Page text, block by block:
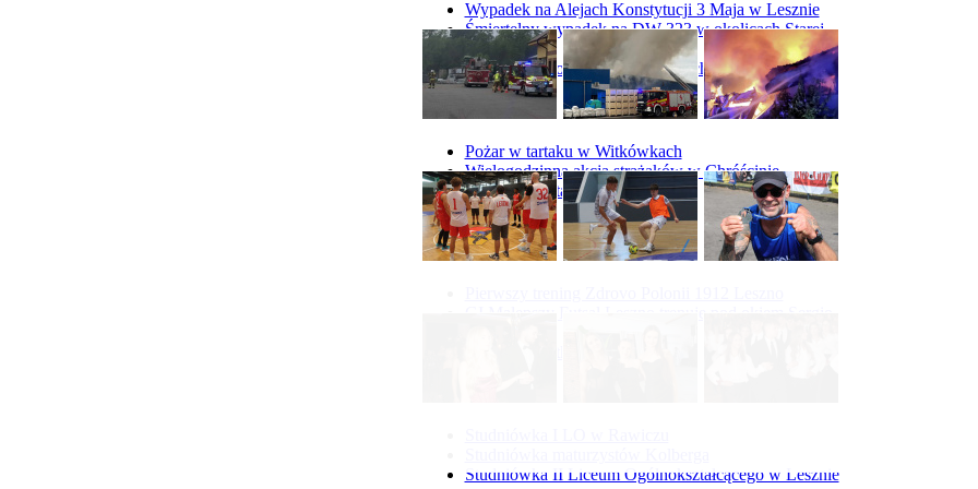
Wypadek na Alejach Konstytucji 3 Maja w Lesznie
Śmiertelny wypadek na DW 323 w okolicach Starej
Góry
Wypadek na obwodnicy Święciechowy
Pożar w tartaku w Witkówkach
Wielogodzinna akcja strażaków w Chróścinie
Pożar hali tartaku w Racocie
Studniówka II Liceum Ogólnokształcącego w Lesznie